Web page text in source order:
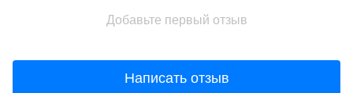
Добавьте первый отзыв
Написать отзыв